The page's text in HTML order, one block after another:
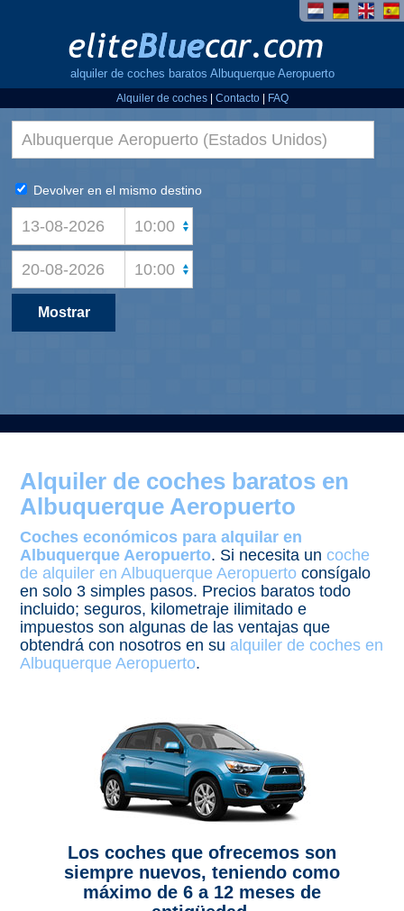
alquiler de coches baratos Albuquerque Aeropuerto
Alquiler de coches| Contacto| FAQ
Alquiler de coches baratos en
Albuquerque Aeropuerto
Coches económicos para alquilar en
Albuquerque Aeropuerto. Si necesita uncoche
de alquiler en Albuquerque Aeropuerto consígalo
en solo 3 simples pasos. Precios baratos todo
incluido; seguros, kilometraje ilimitado e
impuestos son algunas de las ventajas que
obtendrá con nosotros en su alquiler de coches en
Albuquerque Aeropuerto.
Los coches que ofrecemos son
siempre nuevos, teniendo como
máximo de 6 a 12 meses de
Devolver en el mismo destino